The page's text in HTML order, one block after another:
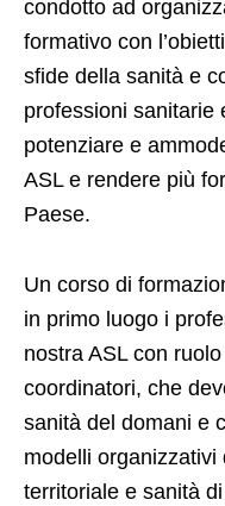
condotto ad
formativo con
sfide della sanità e
professioni sanitarie
potenziare e
ASL e rendere più
Paese.
Un corso di
in primo luogo i
nostra ASL con
coordinatori, che
sanità del domani e
modelli
territoriale e sanità